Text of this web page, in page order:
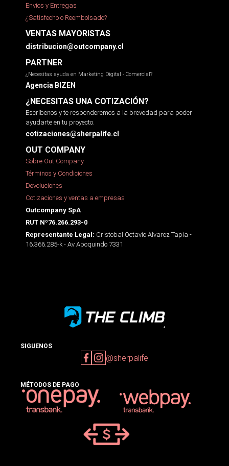
Envíos y Entregas
¿Satisfecho o Reembolsado?
VENTAS MAYORISTAS
distribucion@outcompany.cl
PARTNER
¿Necesitas ayuda en Marketing Digital - Comercial?
Agencia BIZEN
¿NECESITAS UNA COTIZACIÓN?
Escríbenos y te responderemos a la brevedad para poder
ayudarte en tu proyecto.
cotizaciones@sherpalife.cl
OUT COMPANY
Sobre Out Company
Términos y Condiciones
Devoluciones
Cotizaciones y ventas a empresas
Outcompany SpA
RUT Nº76.266.293-0
Representante Legal: Cristobal Octavio Alvarez Tapia -
16.366.285-k - Av Apoquindo 7331
SIGUENOS
@sherpalife
MÉTODOS DE PAGO